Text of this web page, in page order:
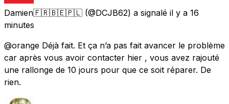
Damien🇫🇷🇧🇪🇵🇱 (@DCJB62) a signalé il y a 16
minutes
@orange Déjà fait. Et ça n’a pas fait avancer le problème
car après vous avoir contacter hier , vous avez rajouté
une rallonge de 10 jours pour que ce soit réparer. De
rien.